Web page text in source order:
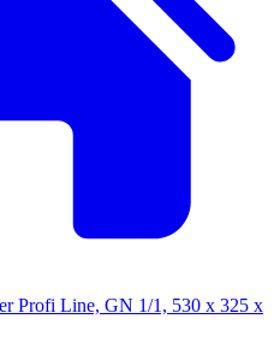
Profi Line, GN 1/1, 530 x 325 x